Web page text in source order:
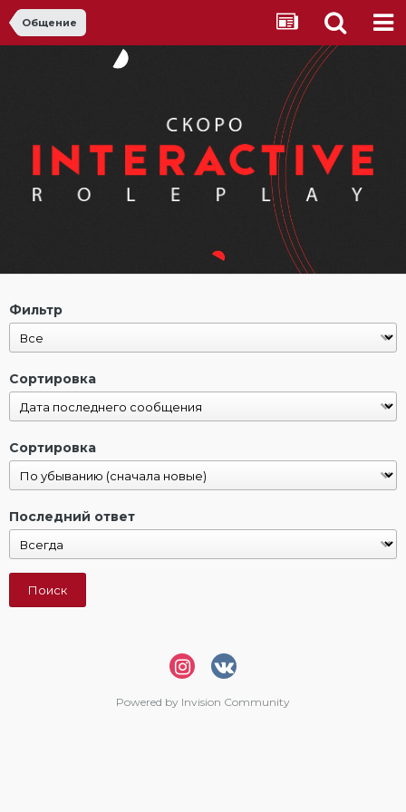
Общение
Фильтр
Сортировка
Сортировка
Последний ответ
Поиск
Powered by Invision Community